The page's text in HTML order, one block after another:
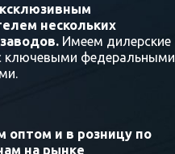
нескольких
Имеем дилерские
ключевыми федеральными
оптом и в розницу по
на рынке